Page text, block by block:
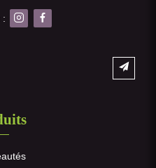
: